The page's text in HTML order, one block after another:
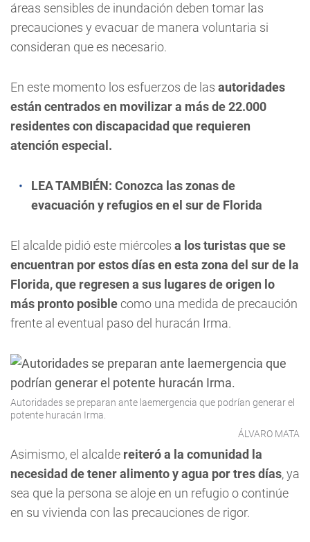
áreas sensibles de inundación deben tomar las
precauciones y evacuar de manera voluntaria si
consideran que es necesario.
En este momento los esfuerzos de las autoridades
están centrados en movilizar a más de 22.000
residentes con discapacidad que requieren
atención especial.
LEA TAMBIÉN: Conozca las zonas de
evacuación y refugios en el sur de Florida
El alcalde pidió este miércoles a los turistas que se
encuentran por estos días en esta zona del sur de la
Florida, que regresen a sus lugares de origen lo
más pronto posiblecomo una medida de precaución
frente al eventual paso del huracán Irma.
Autoridades se preparan ante laemergencia que podrían generar el
potente huracán Irma.
ÁLVARO MATA
Asimismo, el alcalde reiteró a la comunidad la
necesidad de tener alimento y agua por tres días, ya
sea que la persona se aloje en un refugio o continúe
en su vivienda con las precauciones de rigor.